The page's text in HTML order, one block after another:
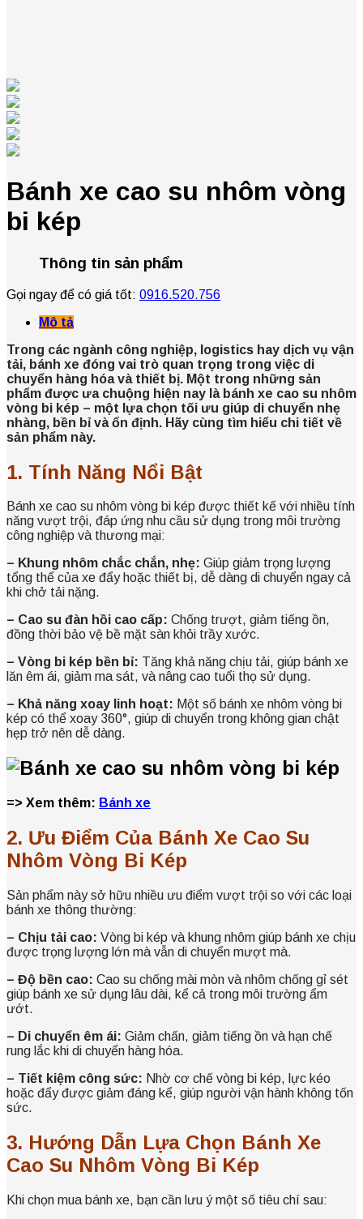
Bánh xe cao su nhôm vòng
bi kép
Thông tin sản phẩm
Gọi ngay để có giá tốt: 0916.520.756
Mô tả
Trong các ngành công nghiệp, logistics hay dịch vụ vận
tải, bánh xe đóng vai trò quan trọng trong việc di
chuyển hàng hóa và thiết bị. Một trong những sản
phẩm được ưa chuộng hiện nay là bánh xe cao su nhôm
vòng bi kép – một lựa chọn tối ưu giúp di chuyển nhẹ
nhàng, bền bỉ và ổn định. Hãy cùng tìm hiểu chi tiết về
sản phẩm này.
1. Tính Năng Nổi Bật
Bánh xe cao su nhôm vòng bi kép được thiết kế với nhiều tính
năng vượt trội, đáp ứng nhu cầu sử dụng trong môi trường
công nghiệp và thương mại:
– Khung nhôm chắc chắn, nhẹ: Giúp giảm trọng lượng
tổng thể của xe đẩy hoặc thiết bị, dễ dàng di chuyển ngay cả
khi chở tải nặng.
– Cao su đàn hồi cao cấp: Chống trượt, giảm tiếng ồn,
đồng thời bảo vệ bề mặt sàn khỏi trầy xước.
– Vòng bi kép bền bỉ: Tăng khả năng chịu tải, giúp bánh xe
lăn êm ái, giảm ma sát, và nâng cao tuổi thọ sử dụng.
– Khả năng xoay linh hoạt: Một số bánh xe nhôm vòng bi
kép có thể xoay 360°, giúp di chuyển trong không gian chật
hẹp trở nên dễ dàng.
=> Xem thêm: Bánh xe
2. Ưu Điểm Của Bánh Xe Cao Su
Nhôm Vòng Bi Kép
Sản phẩm này sở hữu nhiều ưu điểm vượt trội so với các loại
bánh xe thông thường:
– Chịu tải cao: Vòng bi kép và khung nhôm giúp bánh xe chịu
được trọng lượng lớn mà vẫn di chuyển mượt mà.
– Độ bền cao: Cao su chống mài mòn và nhôm chống gỉ sét
giúp bánh xe sử dụng lâu dài, kể cả trong môi trường ẩm
ướt.
– Di chuyển êm ái: Giảm chấn, giảm tiếng ồn và hạn chế
rung lắc khi di chuyển hàng hóa.
– Tiết kiệm công sức: Nhờ cơ chế vòng bi kép, lực kéo
hoặc đẩy được giảm đáng kể, giúp người vận hành không tốn
sức.
3. Hướng Dẫn Lựa Chọn Bánh Xe
Cao Su Nhôm Vòng Bi Kép
Khi chọn mua bánh xe, bạn cần lưu ý một số tiêu chí sau: